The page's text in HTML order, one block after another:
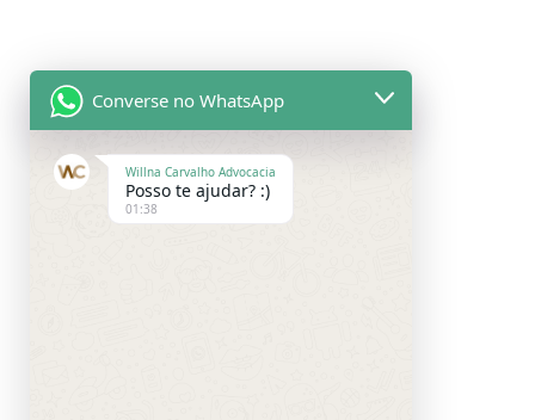
Converse no WhatsApp
Willna Carvalho Advocacia
Posso te ajudar? :)
01:38